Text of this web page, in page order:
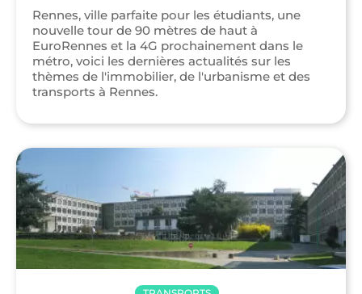
Rennes, ville parfaite pour les étudiants, une
nouvelle tour de 90 mètres de haut à
EuroRennes et la 4G prochainement dans le
métro, voici les dernières actualités sur les
thèmes de l'immobilier, de l'urbanisme et des
transports à Rennes.